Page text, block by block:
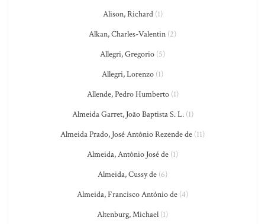
Alison, Richard(1)
Alkan, Charles-Valentin (2)
Allegri, Gregorio (5)
Allegri, Lorenzo (1)
Allende, Pedro Humberto(1)
Almeida Garret, João Baptista S. L.(1)
Almeida Prado, José Antônio Rezende de (11)
Almeida, Antônio José de (1)
Almeida, Cussy de (6)
Almeida, Francisco António de (4)
Altenburg, Michael (1)